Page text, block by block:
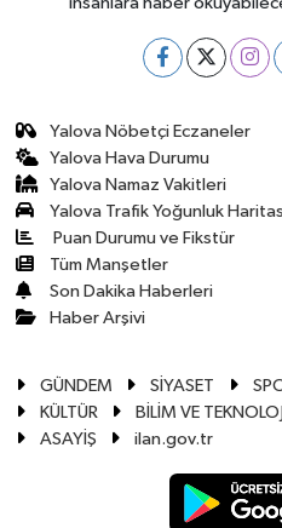
Yalova Nöbetçi Eczaneler
Yalova Hava Durumu
Yalova Namaz Vakitleri
Yalova Trafik Yoğunluk
Puan Durumu ve Fikstür
Tüm Manşetler
Son Dakika Haberleri
Haber Arşivi
GÜNDEM SİYASET
KÜLTÜR
BİLİM VE
ASAYİŞ
ilan.gov.tr